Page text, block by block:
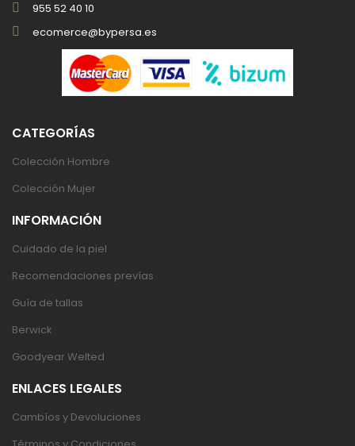
955 52 40 10
ecomerce@bypersa.es
CATEGORÍAS
Colección Hombre
Colección Mujer
INFORMACIÓN
Cuidado de la piel
Recomendaciones prevías
Guía de tallas
Berwick
Goodyear Welted
ENLACES LEGALES
Cambíos y Devoluciones